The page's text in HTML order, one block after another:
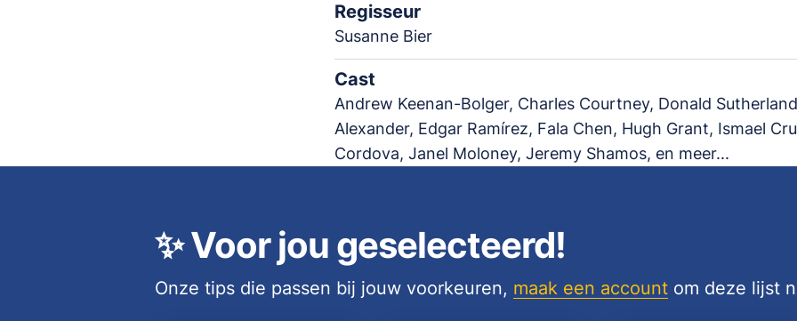
Regisseur
Susanne Bier
Cast
Andrew Keenan-Bolger, Charles Courtney, Donald
Alexander, Edgar Ramírez, Fala Chen, Hugh Grant, Ismael
Cordova, Janel Moloney, Jeremy Shamos, en meer...
✨Voor jou geselecteerd!
Onze tips die passen bij jouw voorkeuren, maak een account om deze lijst